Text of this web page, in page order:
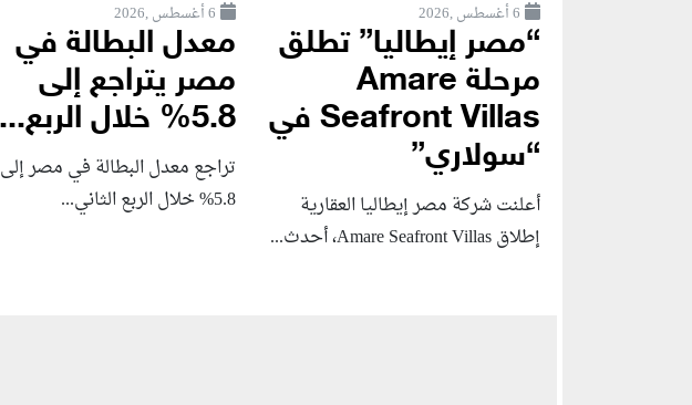
6 أغسطس ,2026
“مصر إيطاليا” تطلق
مرحلة Amare
Seafront Villas في
“سولاري”
أعلنت شركة مصر إيطاليا العقارية
إطلاق Amare Seafront Villas، أحدث...
6 أغسطس ,2026
معدل البطالة في
مصر يتراجع إلى
5.8% خلال الربع...
تراجع معدل البطالة في مصر إلى
5.8% خلال الربع الثاني...